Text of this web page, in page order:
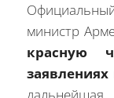
министр
красную
заявлениях